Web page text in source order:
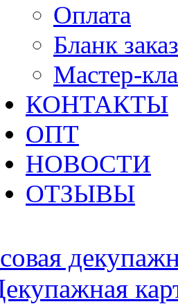
Оплата
Бланк
Мастер-
КОНТАКТЫ
ОПТ
НОВОСТИ
ОТЗЫВЫ